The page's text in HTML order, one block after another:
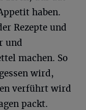
haben.
Rezepte und
und
machen. So
wird,
verführt wird
packt.